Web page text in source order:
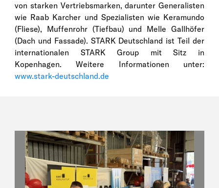
von starken Vertriebsmarken, darunter Generalisten
wie Raab Karcher und Spezialisten wie Keramundo
(Fliese), Muffenrohr (Tiefbau) und Melle Gallhöfer
(Dach und Fassade). STARK Deutschland ist Teil der
internationalen STARK Group mit Sitz in
Kopenhagen. Weitere Informationen unter:
www.stark-deutschland.de